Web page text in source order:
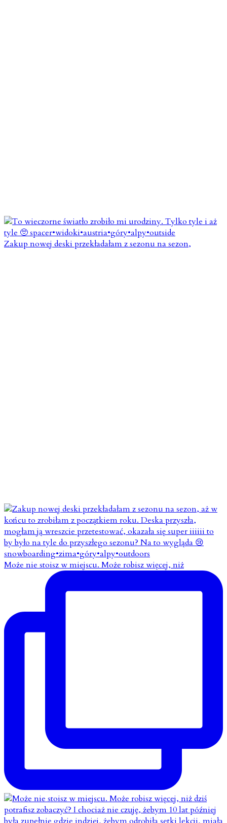
Zakup nowej deski przekładałam z sezonu na sezon,
Może nie stoisz w miejscu. Może robisz więcej, niż